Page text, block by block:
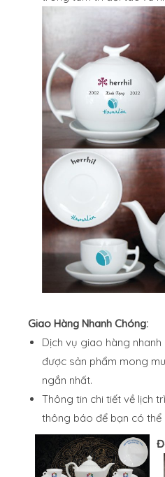
Giao Hàng Nhanh Chóng:
Dịch vụ giao hàng
được sản phẩm mong
ngắn nhất.
Thông tin chi tiết về lịch
thông báo để bạn có thể